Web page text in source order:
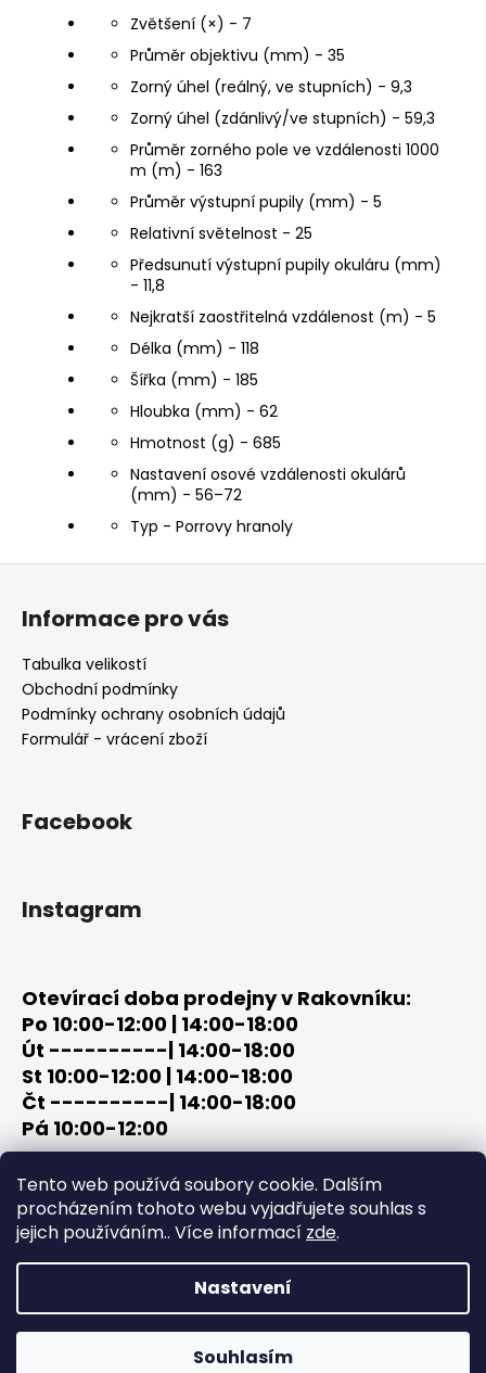
Tento web používá soubory cookie. Dalším
procházením tohoto webu vyjadřujete souhlas s
jejich používáním.. Více informací zde.
Nastavení
Souhlasím
Zvětšení (×) - 7
Průměr objektivu (mm) - 35
Zorný úhel (reálný, ve stupních) - 9,3
Zorný úhel (zdánlivý/ve stupních) - 59,3
Průměr zorného pole ve vzdálenosti 1000
m (m) - 163
Průměr výstupní pupily (mm) - 5
Relativní světelnost - 25
Předsunutí výstupní pupily okuláru (mm)
- 11,8
Nejkratší zaostřitelná vzdálenost (m) - 5
Délka (mm) - 118
Šířka (mm) - 185
Hloubka (mm) - 62
Hmotnost (g) - 685
Nastavení osové vzdálenosti okulárů
(mm) - 56–72
Typ - Porrovy hranoly
Z
Informace pro vás
Tabulka velikostí
Obchodní podmínky
Podmínky ochrany osobních údajů
Formulář - vrácení zboží
Facebook
Instagram
Otevírací doba prodejny v Rakovníku:
Po 10:00-12:00 | 14:00-18:00
Út ----------| 14:00-18:00
St 10:00-12:00 | 14:00-18:00
Čt ----------| 14:00-18:00
Pá 10:00-12:00
tel: +420 603 320 859
email: terc-zbrane@seznam.cz
Copyright 2026PROCHÁZKA | OUTDOOR - LOV. Všechna
práva vyhrazena.Upravit nastavení cookies